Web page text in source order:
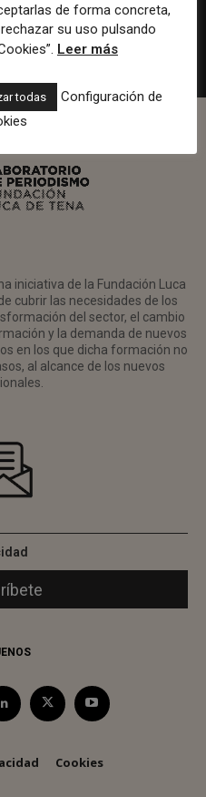
completo
iniciativa de la Fundación Luca
cubrir las necesidades de los
del sector, el cambio
y la demanda de nuevos
en los que dicha formación no
al alcance de los nuevos
Cookies
de forma concreta,
su uso pulsando
Leer más
todas
Configuración de